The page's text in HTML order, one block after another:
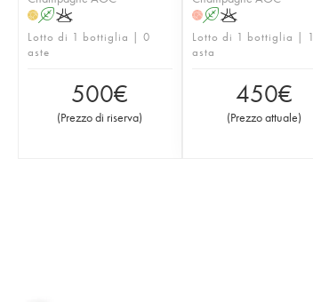
H AK
Lotto di 1 bottiglia | 0
aste
500€
(Prezzo di riserva)
HAK
Lotto di 1 bottiglia | 1
asta
450€
(Prezzo attuale)